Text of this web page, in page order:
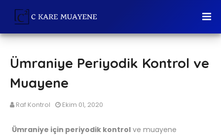
Ümraniye Periyodik Kontrol ve
Muayene
Raf Kontrol Ekim 01, 2020
Ümraniye için periyodik kontrol ve muayene